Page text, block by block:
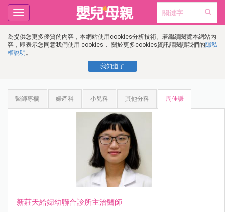
為提供您更多優質的內容，本網站使用cookies分析技術。若繼續閱覽本網站內
容，即表示您同意我們使用 cookies， 關於更多cookies資訊請閱讀我們的隱私
權說明 。
我知道了
Toggle
navigation
醫師專欄 婦產科 小兒科 其他分科 周佳謙
新莊天給婦幼聯合診所主治醫師